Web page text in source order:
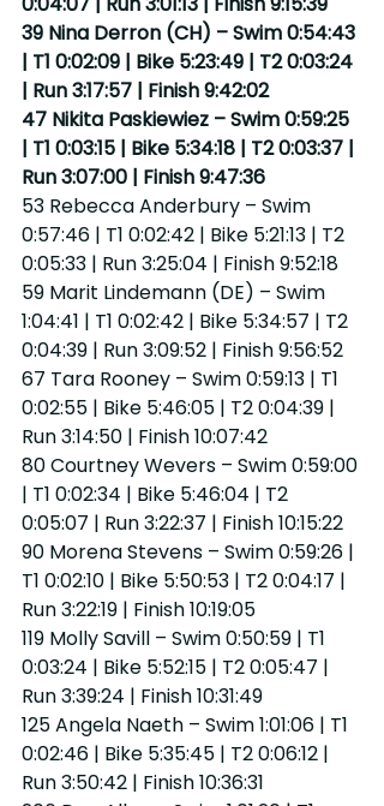
39 Nina Derron (CH) – Swim 0:54:43
| T1 0:02:09 | Bike 5:23:49 | T2 0:03:24
| Run 3:17:57 | Finish 9:42:02
47 Nikita Paskiewiez – Swim 0:59:25
| T1 0:03:15 | Bike 5:34:18 | T2 0:03:37 |
Run 3:07:00 | Finish 9:47:36
53 Rebecca Anderbury – Swim
0:57:46 | T1 0:02:42 | Bike 5:21:13 | T2
0:05:33 | Run 3:25:04 | Finish 9:52:18
59 Marit Lindemann (DE) – Swim
1:04:41 | T1 0:02:42 | Bike 5:34:57 | T2
0:04:39 | Run 3:09:52 | Finish 9:56:52
67 Tara Rooney – Swim 0:59:13 | T1
0:02:55 | Bike 5:46:05 | T2 0:04:39 |
Run 3:14:50 | Finish 10:07:42
80 Courtney Wevers – Swim 0:59:00
| T1 0:02:34 | Bike 5:46:04 | T2
0:05:07 | Run 3:22:37 | Finish 10:15:22
90 Morena Stevens – Swim 0:59:26 |
T1 0:02:10 | Bike 5:50:53 | T2 0:04:17 |
Run 3:22:19 | Finish 10:19:05
119 Molly Savill – Swim 0:50:59 | T1
0:03:24 | Bike 5:52:15 | T2 0:05:47 |
Run 3:39:24 | Finish 10:31:49
125 Angela Naeth – Swim 1:01:06 | T1
0:02:46 | Bike 5:35:45 | T2 0:06:12 |
Run 3:50:42 | Finish 10:36:31